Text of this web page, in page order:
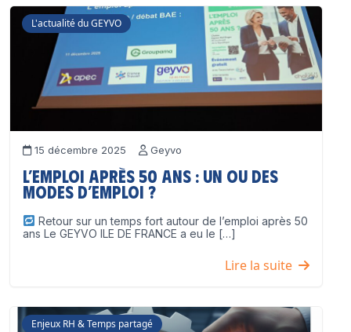
L'actualité du GEYVO
15 décembre 2025 Geyvo
L’emploi après 50 ans : un ou des
modes d’emploi ?
Retour sur un temps fort autour de l’emploi après 50
ans Le GEYVO ILE DE FRANCE a eu le […]
Lire la suite
Enjeux RH & Temps partagé